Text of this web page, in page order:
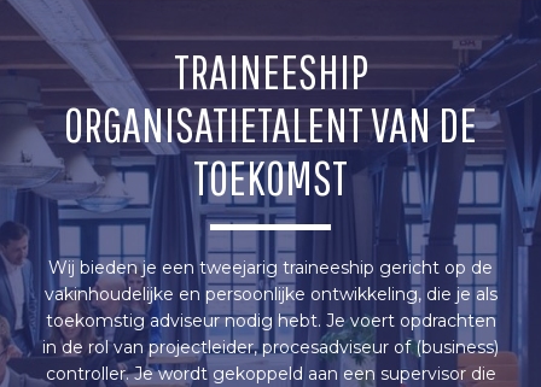
TRAINEESHIP
ORGANISATIETALENT VAN DE
TOEKOMST
Wij bieden je een tweejarig traineeship gericht op de
vakinhoudelijke en persoonlijke ontwikkeling, die je als
toekomstig adviseur nodig hebt. Je voert opdrachten
in de rol van projectleider, procesadviseur of (business)
controller. Je wordt gekoppeld aan een supervisor die